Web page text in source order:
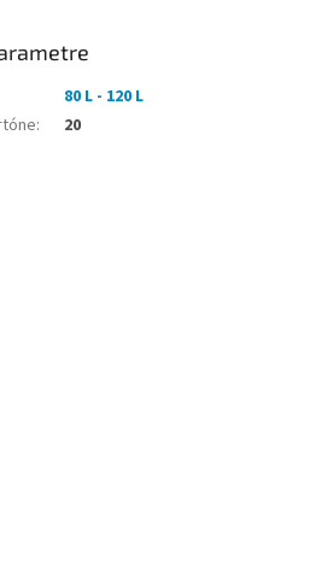
80 L - 120 L
: 20